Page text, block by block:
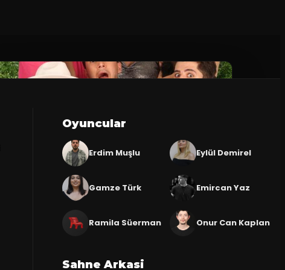
Oyuncular
Erdim Muşlu Eylül Demirel
Gamze Türk Emircan Yaz
Ramila Süerman Onur Can Kaplan
Sahne Arkasi